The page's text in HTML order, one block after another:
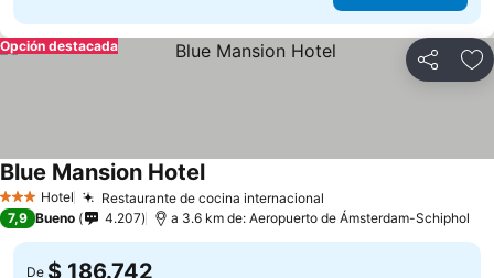
Compartir
Opción destacada
3 Estrellas
Hotel Restaurante de cocina internacional
Blue Mansion Hotel
7,9 Bueno 4.207 a 3.6 km de: Aeropuerto de Ámsterdam-Schiphol
De $ 186.742